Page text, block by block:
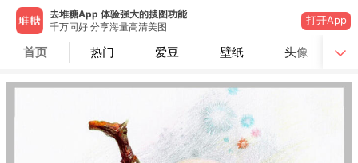
去堆糖App 体验强大的搜图功能
千万同好 分享海量高清美图
打开App
首页 热门 爱豆 壁纸 头像